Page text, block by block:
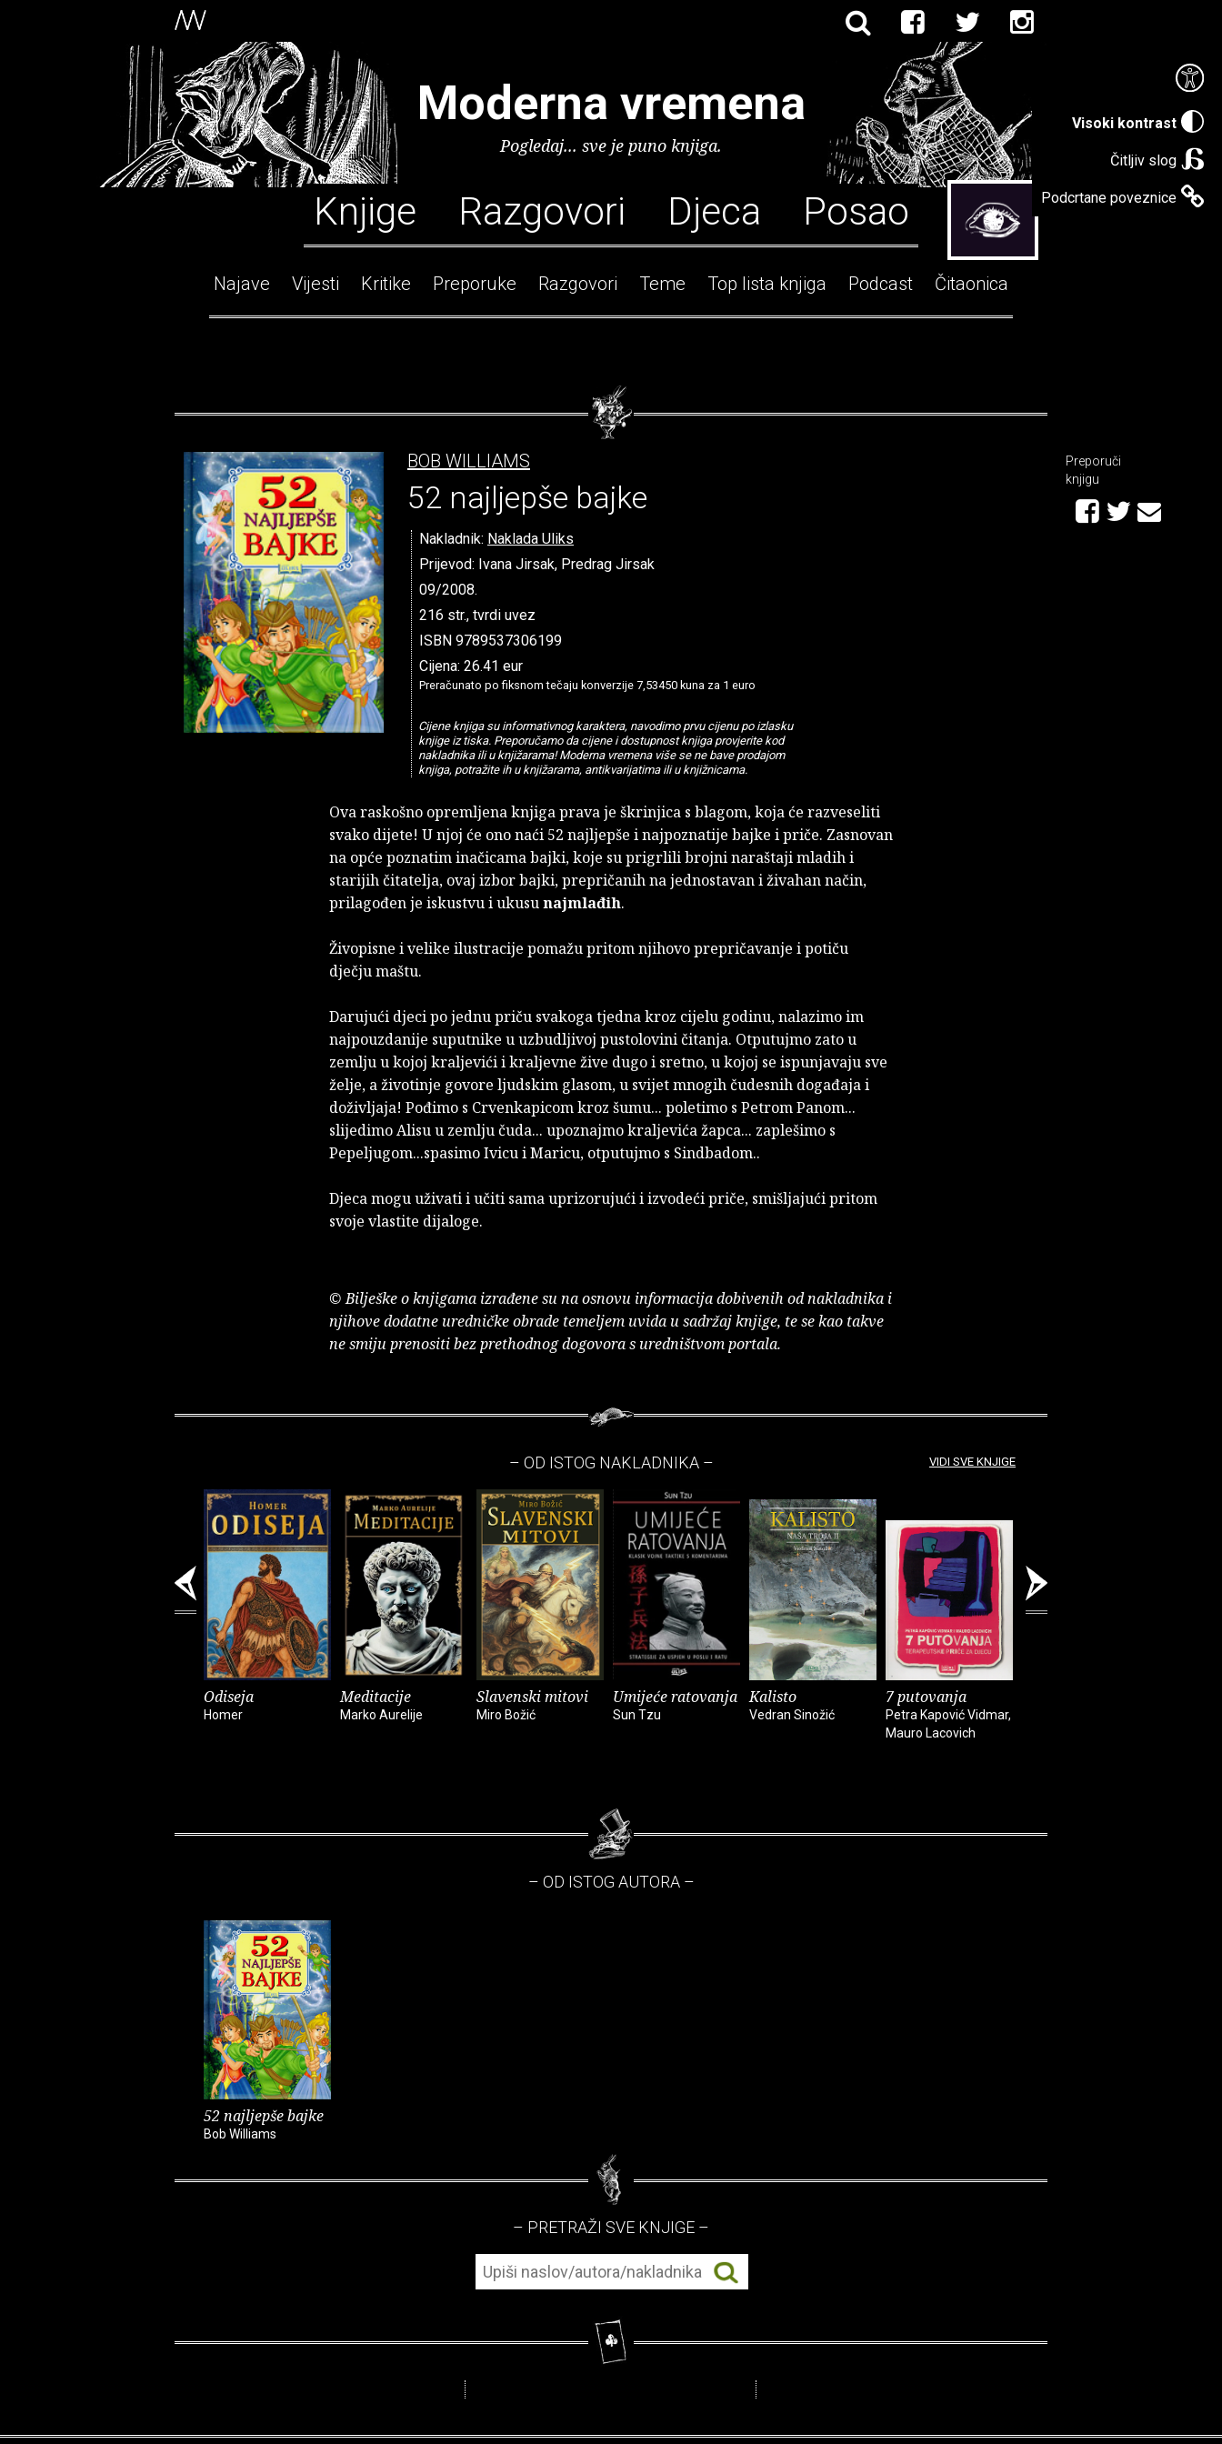
Visoki kontrast
Čitljiv slog
Podcrtane poveznice
Moderna vremena
Pogledaj... sve je puno knjiga.
Knjige Razgovori Djeca Posao
Najave Vijesti Kritike Preporuke Razgovori Teme Top lista knjiga Podcast Čitaonica
BOB WILLIAMS
52 najljepše bajke
Nakladnik: Naklada Uliks
Prijevod: Ivana Jirsak, Predrag Jirsak
09/2008.
216 str., tvrdi uvez
ISBN 9789537306199
Cijena: 26.41 eur
Preračunato po fiksnom tečaju konverzije 7,53450 kuna za 1 euro
Cijene knjiga su informativnog karaktera, navodimo prvu cijenu po izlasku
knjige iz tiska. Preporučamo da cijene i dostupnost knjiga provjerite kod
nakladnika ili u knjižarama! Moderna vremena više se ne bave prodajom
knjiga, potražite ih u knjižarama, antikvarijatima ili u knjižnicama.
Ova raskošno opremljena knjiga prava je škrinjica s blagom, koja će razveseliti
svako dijete! U njoj će ono naći 52 najljepše i najpoznatije bajke i priče. Zasnovan
na opće poznatim inačicama bajki, koje su prigrlili brojni naraštaji mladih i
starijih čitatelja, ovaj izbor bajki, prepričanih na jednostavan i živahan način,
prilagođen je iskustvu i ukusunajmlađih.
Živopisne i velike ilustracije pomažu pritom njihovo prepričavanje i potiču
dječju maštu.
Darujući djeci po jednu priču svakoga tjedna kroz cijelu godinu, nalazimo im
najpouzdanije suputnike u uzbudljivoj pustolovini čitanja. Otputujmo zato u
zemlju u kojoj kraljevići i kraljevne žive dugo i sretno, u kojoj se ispunjavaju sve
želje, a životinje govore ljudskim glasom, u svijet mnogih čudesnih događaja i
doživljaja! Pođimo s Crvenkapicom kroz šumu... poletimo s Petrom Panom...
slijedimo Alisu u zemlju čuda... upoznajmo kraljevića žapca... zaplešimo s
Pepeljugom...spasimo Ivicu i Maricu, otputujmo s Sindbadom..
Djeca mogu uživati i učiti sama uprizorujući i izvodeći priče, smišljajući pritom
svoje vlastite dijaloge.
© Bilješke o knjigama izrađene su na osnovu informacija dobivenih od nakladnika i
njihove dodatne uredničke obrade temeljem uvida u sadržaj knjige, te se kao takve
ne smiju prenositi bez prethodnog dogovora s uredništvom portala.
Preporuči
knjigu
– OD ISTOG NAKLADNIKA –
Odiseja
Homer
Meditacije
Marko Aurelije
Slavenski mitovi
Miro Božić
Umijeće ratovanja
Sun Tzu
Kalisto
Vedran Sinožić
7 putovanja
Petra Kapović Vidmar,
Mauro Lacovich
VIDI SVE KNJIGE
– OD ISTOG AUTORA –
52 najljepše bajke
Bob Williams
– PRETRAŽI SVE KNJIGE –